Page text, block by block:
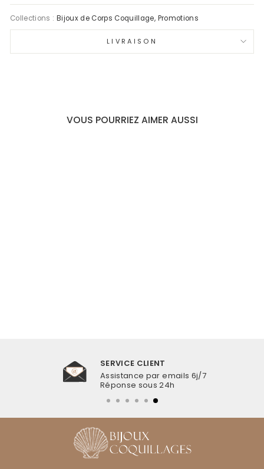
Collections : Bijoux de Corps Coquillage, Promotions
LIVRAISON
VOUS POURRIEZ AIMER AUSSI
SERVICE CLIENT
Assistance par emails 6j/7
Réponse sous 24h